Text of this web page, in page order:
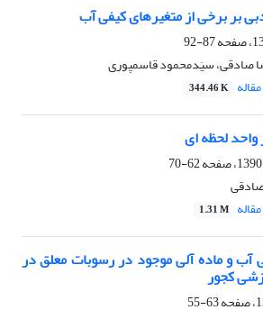
بر برخی از متغیر‌های کیفی آب
87-92
صادقی، سیَدمحمود قاسمپوری
344.46 K
لحظه ای
62-70
1.31 M
آب و ماده آلی موجود در رسوبات معلق در
کجور
63-55